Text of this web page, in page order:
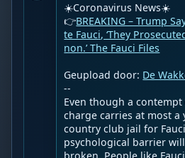
☀️Coronavirus News☀️
👉BREAKING – Trump
te Fauci, ‘They
non.’ The Fauci Files
Geupload door: De
--
Even though a contempt
charge carries at most a
country club jail for
psychological barrier